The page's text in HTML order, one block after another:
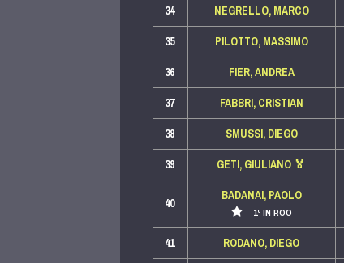
34
NEGRELLO, MARCO
35
PILOTTO, MASSIMO
36
FIER, ANDREA
37
FABBRI, CRISTIAN
38
SMUSSI, DIEGO
39
GETI, GIULIANO 🏅
40
BADANAI, PAOLO
1º IN ROO
41
RODANO, DIEGO